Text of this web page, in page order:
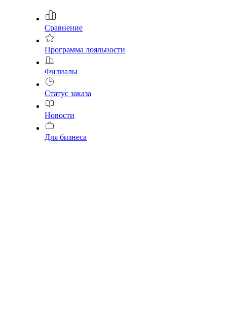
Сравнение
Программа лояльности
Филиалы
Статус заказа
Новости
Для бизнеса